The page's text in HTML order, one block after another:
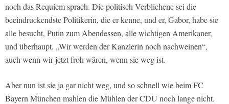
noch das Requiem sprach. Die politisch Verblichene sei die
beeindruckendste Politikerin, die er kenne, und er, Gabor, habe sie
alle besucht, Putin zum Abendessen, alle wichtigen Amerikaner,
und überhaupt. „Wir werden der Kanzlerin noch nachweinen“,
auch wenn wir jetzt froh wären, wenn sie weg ist.
Aber nun ist sie ja gar nicht weg, und so schnell wie beim FC
Bayern München mahlen die Mühlen der CDU noch lange nicht.